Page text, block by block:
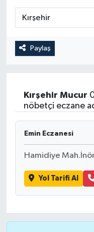
Paylaş
Kırşehir Mucur
nöbetçi eczane
Emin Eczanesi
Hamidiye
Yol Tarifi Al